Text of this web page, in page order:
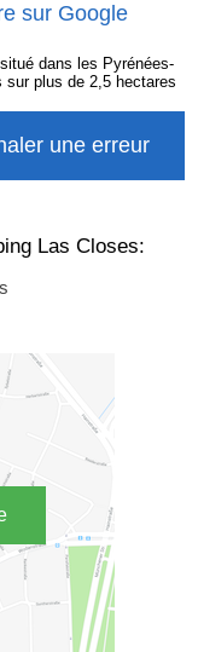
sur Google
dans les Pyrénées-
plus de 2,5 hectares
une erreur
Las Closes: